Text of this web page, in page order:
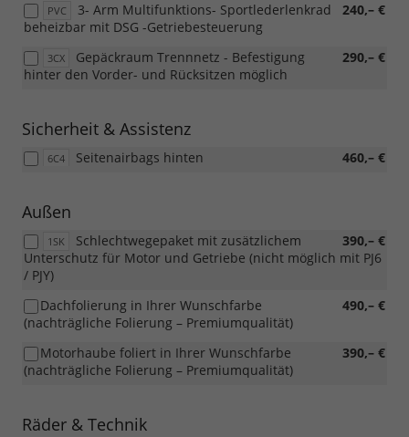
PVC 240,– €
3- Arm Multifunktions- Sportlederlenkrad
beheizbar mit DSG -Getriebesteuerung
3CX 290,– €
Gepäckraum Trennnetz - Befestigung
hinter den Vorder- und Rücksitzen möglich
Sicherheit & Assistenz
6C4 460,– €
Seitenairbags hinten
Außen
1SK 390,– €
Schlechtwegepaket mit zusätzlichem
Unterschutz für Motor und Getriebe (nicht möglich mit PJ6
/ PJY)
490,– €
Dachfolierung in Ihrer Wunschfarbe
(nachträgliche Folierung – Premiumqualität)
390,– €
Motorhaube foliert in Ihrer Wunschfarbe
(nachträgliche Folierung – Premiumqualität)
Räder & Technik